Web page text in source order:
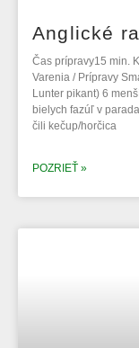
Anglické
Čas prípravy15 min.
Varenia / Prípravy
Lunter pikant) 6
bielych fazúľ v
čili kečup/horčica
POZRIEŤ »